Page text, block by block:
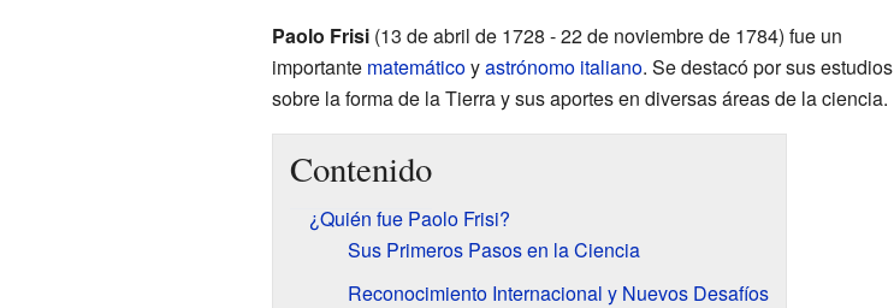
Paolo Frisi(13 de abril de 1728 - 22 de noviembre de 1784) fue un
importante matemáticoyastrónomo italiano. Se destacó por sus estudios
sobre la forma de la Tierra y sus aportes en diversas áreas de la ciencia.
Contenido
¿Quién fue Paolo Frisi?
Sus Primeros Pasos en la Ciencia
Reconocimiento Internacional y Nuevos Desafíos